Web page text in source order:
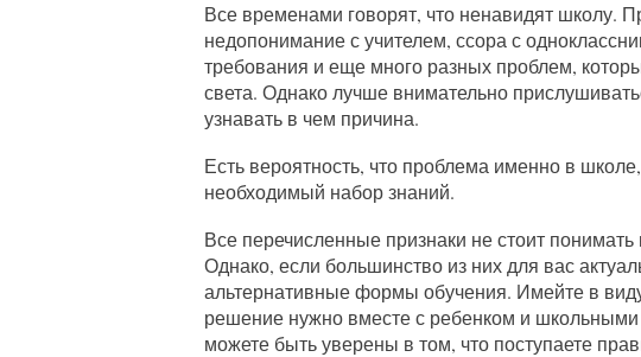
Все временами говорят, что ненавидят школу.
недопонимание с учителем, ссора с
требования и еще много разных проблем,
света. Однако лучше внимательно
узнавать в чем причина.
Есть вероятность, что проблема именно в
необходимый набор знаний.
Все перечисленные признаки не стоит понимать
Однако, если большинство из них для вас
альтернативные формы обучения. Имейте в
решение нужно вместе с ребенком и школьными
можете быть уверены в том, что поступаете